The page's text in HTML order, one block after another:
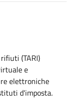
(TARI)
e
elettroniche
d'imposta.